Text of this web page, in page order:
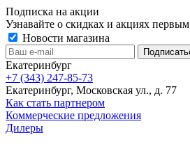
Подписка на акции
Узнавайте о скидках и акциях первым
Новости магазина
Екатеринбург
+7 (343) 247-85-73
Екатеринбург, Московская ул., д. 77
Как стать партнером
Коммерческие предложения
Дилеры